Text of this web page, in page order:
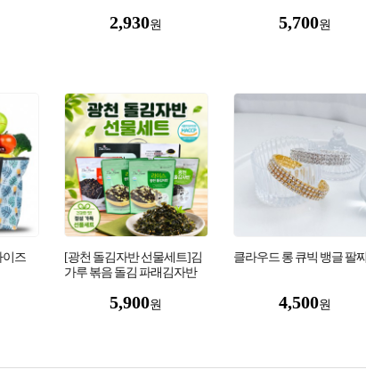
가방 폴딩백 배낭
2,930원
목지지대5,700원
이즈
[광천 돌김자반 선물세트]김
가루 볶음 돌김 파래김자반
5,900원
클라우드 롱 큐빅 뱅글 팔찌
4,500원